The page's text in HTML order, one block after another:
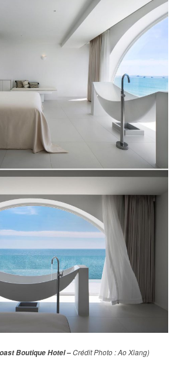
Boutique Hotel –Crédit Photo : Ao Xiang)